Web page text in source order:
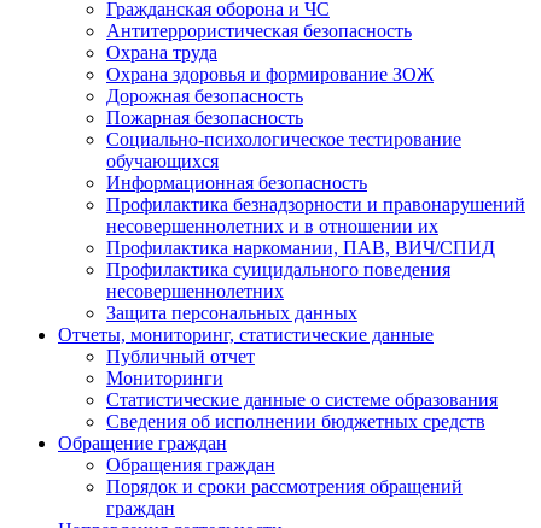
Гражданская оборона и ЧС
Антитеррористическая безопасность
Охрана труда
Охрана здоровья и формирование ЗОЖ
Дорожная безопасность
Пожарная безопасность
Социально-психологическое тестирование
обучающихся
Информационная безопасность
Профилактика безнадзорности и правонарушений
несовершеннолетних и в отношении их
Профилактика наркомании, ПАВ, ВИЧ/СПИД
Профилактика суицидального поведения
несовершеннолетних
Защита персональных данных
Отчеты, мониторинг, статистические данные
Публичный отчет
Мониторинги
Статистические данные о системе образования
Сведения об исполнении бюджетных средств
Обращение граждан
Обращения граждан
Порядок и сроки рассмотрения обращений
граждан